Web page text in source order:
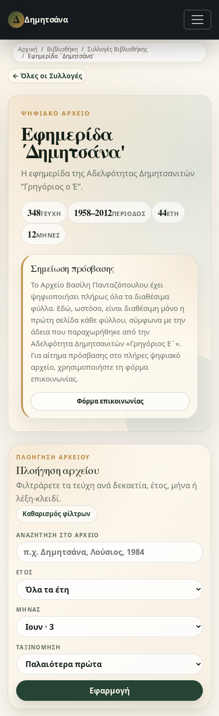
Δ Δημητσάνα
Αρχική Βιβλιοθήκη
Συλλογές Βιβλιοθήκης
Εφημερίδα ΄Δημητσάνα'
← Όλες οι Συλλογές
ΨΗΦΙΑΚΌ ΑΡΧΕΊΟ
Εφημερίδα
΄Δημητσάνα'
Η εφημερίδα της Αδελφότητας Δημητσανιτών
“Γρηγόριος ο Έ”.
348ΤΕΎΧΗ 1958–2012ΠΕΡΊΟΔΟΣ 44ΈΤΗ
12ΜΉΝΕΣ
Σημείωση πρόσβασης
Το Αρχείο Βασίλη Πανταζόπουλου έχει
ψηφιοποιήσει πλήρως όλα τα διαθέσιμα
φύλλα. Εδώ, ωστόσο, είναι διαθέσιμη μόνο η
πρώτη σελίδα κάθε φύλλου, σύμφωνα με την
άδεια που παραχωρήθηκε από την
Αδελφότητα Δημητσανιτών «Γρηγόριος Ε΄».
Για αίτημα πρόσβασης στο πλήρες ψηφιακό
αρχείο, χρησιμοποιήστε τη φόρμα
επικοινωνίας.
Φόρμα επικοινωνίας
ΠΛΟΉΓΗΣΗ ΑΡΧΕΊΟΥ
Πλοήγηση αρχείου
Φιλτράρετε τα τεύχη ανά δεκαετία, έτος, μήνα ή
λέξη-κλειδί.
Καθαρισμός φίλτρων
ΑΝΑΖΉΤΗΣΗ ΣΤΟ ΑΡΧΕΊΟ
ΈΤΟΣ
ΜΉΝΑΣ
ΤΑΞΙΝΌΜΗΣΗ
Εφαρμογή